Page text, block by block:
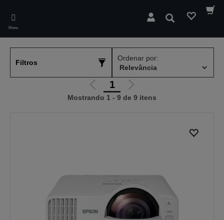
main
content
Menu
Pesquisar
Filtros
Ordenar por:
Ir
para
1
Ir
para
Mostrando 1 - 9 de 9 itens